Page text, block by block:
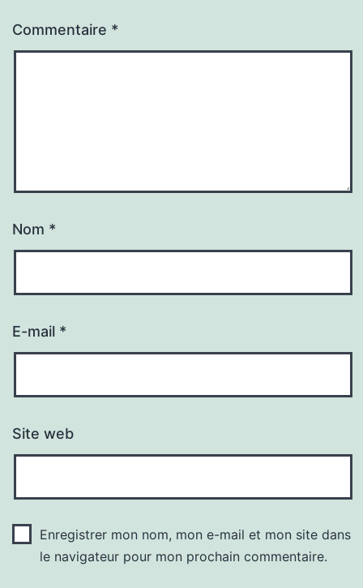
Commentaire *
Nom *
E-mail *
Site web
Enregistrer mon nom, mon e-mail et mon site dans
le navigateur pour mon prochain commentaire.